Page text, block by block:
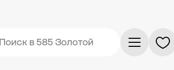
Поиск в 585 Золотой